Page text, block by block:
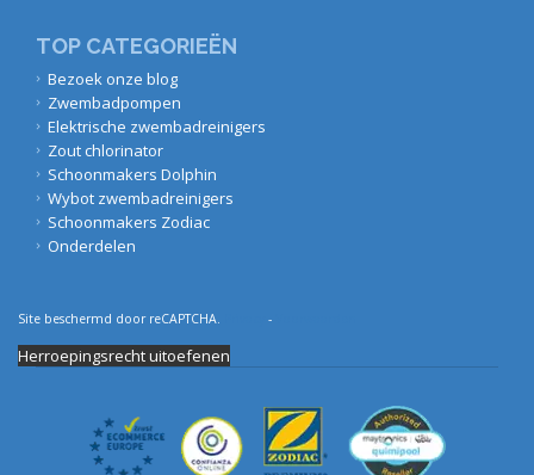
TOP CATEGORIEËN
Bezoek onze blog
Zwembadpompen
Elektrische zwembadreinigers
Zout chlorinator
Schoonmakers Dolphin
Wybot zwembadreinigers
Schoonmakers Zodiac
Onderdelen
Site beschermd door reCAPTCHA. -
Herroepingsrecht uitoefenen